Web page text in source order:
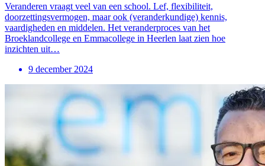
Veranderen vraagt veel van een school. Lef, flexibiliteit,
doorzettingsvermogen, maar ook (veranderkundige) kennis,
vaardigheden en middelen. Het veranderproces van het
Broeklandcollege en Emmacollege in Heerlen laat zien hoe
inzichten uit…
9 december 2024